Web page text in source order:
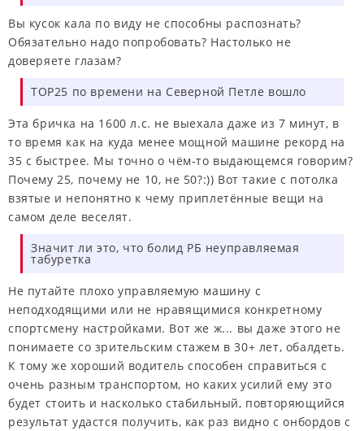
Вы кусок кала по виду не способны распознать?
Обязательно надо попробовать? Настолько не
доверяете глазам?
TOP25 по времени на Северной Петле вошло
Эта бричка на 1600 л.с. не выехала даже из 7 минут, в
то время как на куда менее мощной машине рекорд на
35 с быстрее. Мы точно о чём-то выдающемся говорим?
Почему 25, почему не 10, не 50?:)) Вот такие с потолка
взятые и непонятно к чему приплетённые вещи на
самом деле веселят.
Значит ли это, что болид РБ неуправляемая
табуретка
Не путайте плохо управляемую машину с
неподходящими или не нравящимися конкретному
спортсмену настройками. Вот же ж... вы даже этого не
понимаете со зрительским стажем в 30+ лет, обалдеть.
К тому же хороший водитель способен справиться с
очень разным транспортом, но каких усилий ему это
будет стоить и насколько стабильный, повторяющийся
результат удастся получить, как раз видно с онбордов с